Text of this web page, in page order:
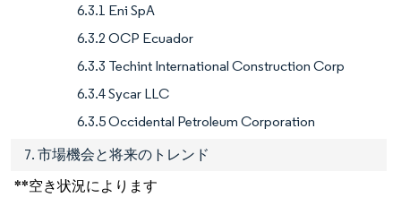
6.3.1 Eni SpA
6.3.2 OCP Ecuador
6.3.3 Techint International Construction Corp
6.3.4 Sycar LLC
6.3.5 Occidental Petroleum Corporation
7. 市場機会と将来のトレンド
**空き状況によります